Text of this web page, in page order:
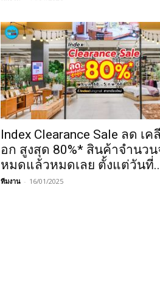
Index Clearance Sale ลด เค
อก สูงสุด 80%* สินค้าจำนว
หมดแล้วหมดเลย ตั้งแต่วันที่
ทีมงาน - 16/01/2025